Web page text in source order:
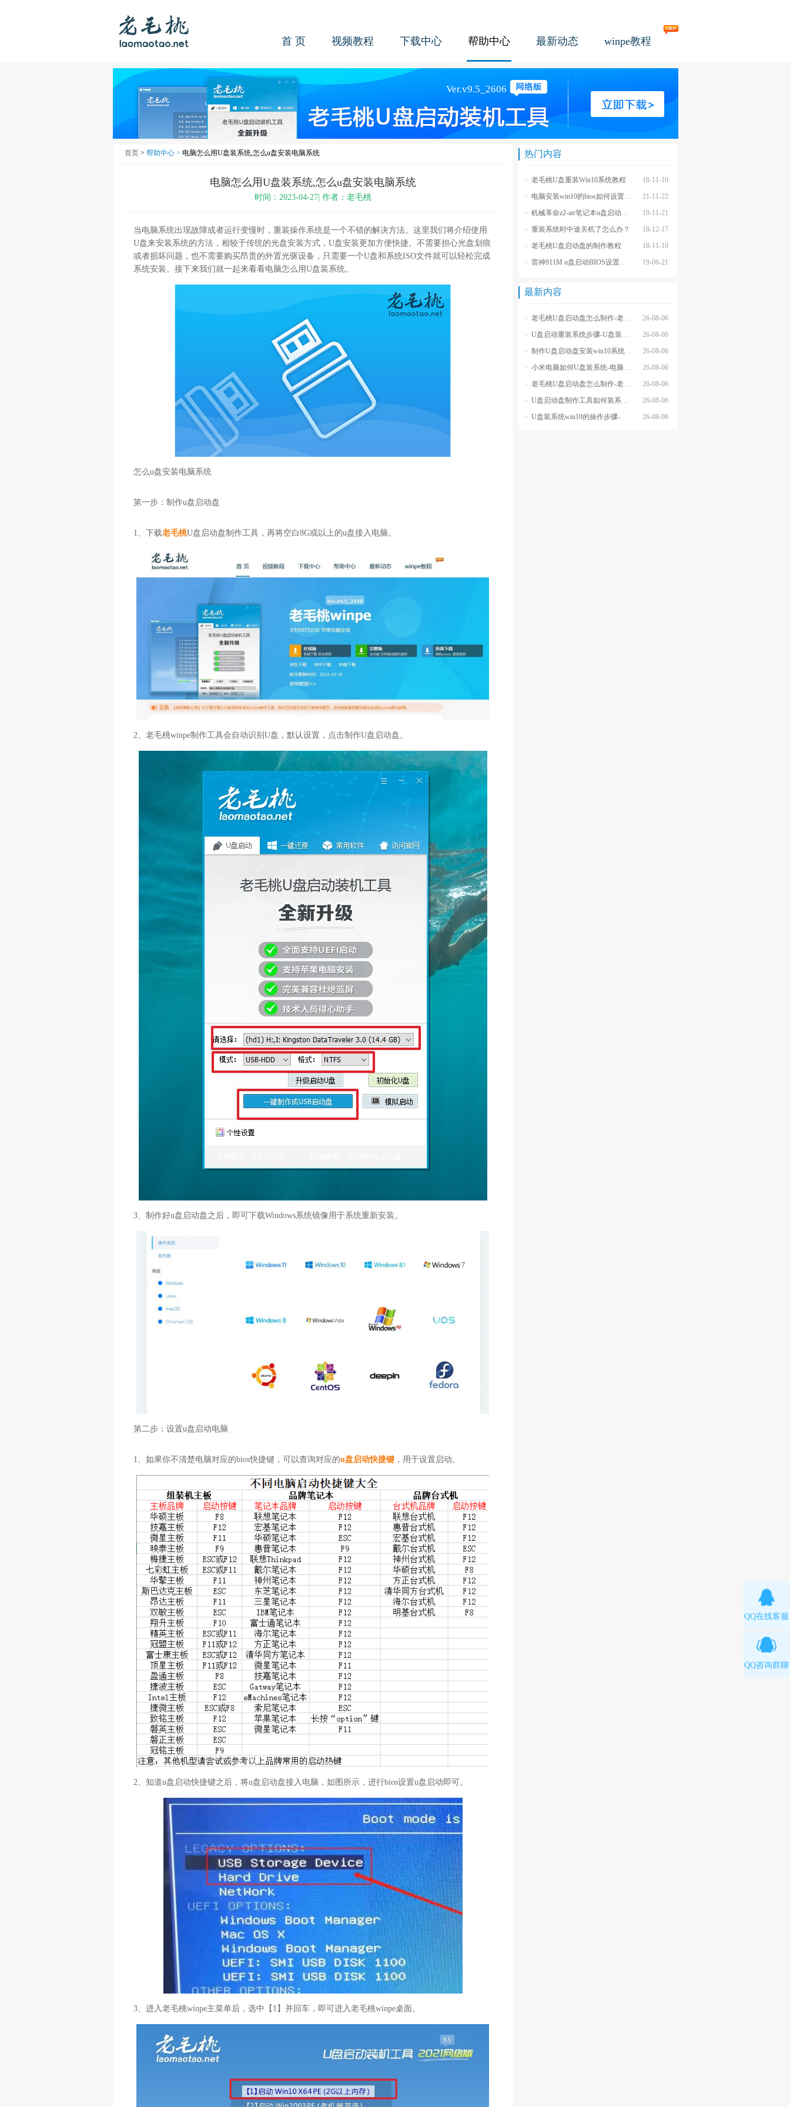
首 页 视频教程 下载中心 帮助中心 最新动态 winpe教程
首页 > 帮助中心 > 电脑怎么用U盘装系统,怎么u盘安装电脑系统
电脑怎么用U盘装系统,怎么u盘安装电脑系统
时间：2023-04-27| 作者：老毛桃
当电脑系统出现故障或者运行变慢时，重装操作系统是一个不错的解决方法。这里我们将介绍使用
U盘来安装系统的方法，相较于传统的光盘安装方式，U盘安装更加方便快捷。不需要担心光盘划痕
或者损坏问题，也不需要购买昂贵的外置光驱设备，只需要一个U盘和系统ISO文件就可以轻松完成
系统安装。接下来我们就一起来看看电脑怎么用U盘装系统。
怎么u盘安装电脑系统
第一步：制作u盘启动盘
1、下载老毛桃U盘启动盘制作工具，再将空白8G或以上的u盘接入电脑。
2、老毛桃winpe制作工具会自动识别U盘，默认设置，点击制作U盘启动盘。
3、制作好u盘启动盘之后，即可下载Windows系统镜像用于系统重新安装。
第二步：设置u盘启动电脑
1、如果你不清楚电脑对应的bios快捷键，可以查询对应的u盘启动快捷键 ，用于设置启动。
2、知道u盘启动快捷键之后，将u盘启动盘接入电脑，如图所示，进行bios设置u盘启动即可。
3、进入老毛桃winpe主菜单后，选中【1】并回车，即可进入老毛桃winpe桌面。
热门内容
18-11-10
老毛桃U盘重装Win10系统教程
21-11-22
电脑安装win10的bios如何设置u盘图文教程
19-11-21
机械革命z2-air笔记本u盘启动BIOS设置教程
18-12-17
重装系统时中途关机了怎么办？
18-11-10
老毛桃U盘启动盘的制作教程
19-06-21
雷神911M u盘启动BIOS设置教程
最新内容
26-08-06
老毛桃U盘启动盘怎么制作-老毛桃winpeU盘启动盘制作步骤
26-08-06
U盘启动重装系统步骤-U盘装系统步骤操作
26-08-06
制作U盘启动盘安装win10系统步骤-制作U盘启动盘安装win10系统步骤
26-08-06
小米电脑如何U盘装系统-电脑怎么U盘装系统
26-08-06
老毛桃U盘启动盘怎么制作-老毛桃U盘启动盘制作步骤
26-08-06
U盘启动盘制作工具如何装系统- U盘启动盘制作工具怎么装系统
26-08-06
U盘装系统win10的操作步骤-外星人U盘装系统win10电脑
QQ在线客服
QQ咨询群聊